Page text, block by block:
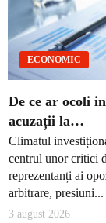
ECONOMIC
De ce ar ocoli
acuzații la…
Climatul
centrul unor critici
reprezentanți ai
arbitrare, presiuni...
3 august 2026